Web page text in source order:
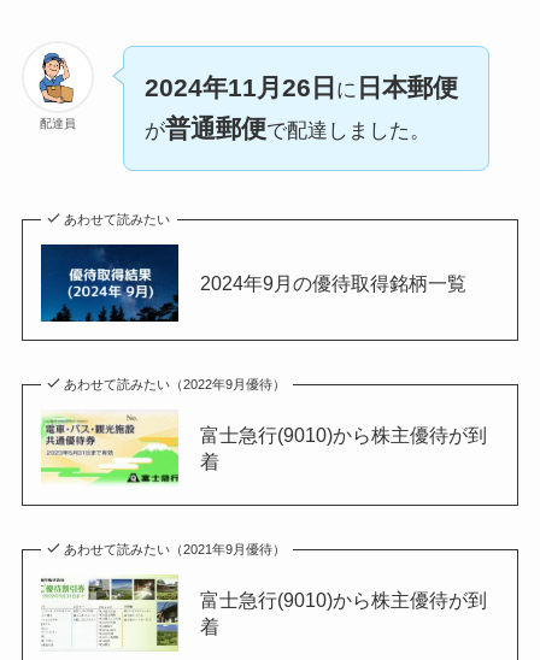
配達員
2024年11月26日 に 日本郵便
が普通郵便で配達しました。
あわせて読みたい
2024年9月の優待取得銘柄一覧
あわせて読みたい（2022年9月優待）
富士急行(9010)から株主優待が到
着
あわせて読みたい（2021年9月優待）
富士急行(9010)から株主優待が到
着